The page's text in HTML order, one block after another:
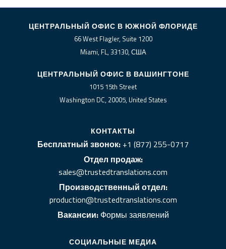
ЦЕНТРАЛЬНЫЙ ОФИС В ЮЖНОЙ ФЛОРИДЕ
66 West Flagler, Suite 1200
Miami, FL, 33130, США
ЦЕНТРАЛЬНЫЙ ОФИС В ВАШИНГТОНЕ
1015 15th Street
Washington DC, 20005, United States
КОНТАКТЫ
Бесплатный звонок: +1 (877) 255-0717
Отдел продаж:
sales@trustedtranslations.com
Производственный отдел:
production@trustedtranslations.com
Вакансии: Формы заявлений
СОЦИАЛЬНЫЕ МЕДИА